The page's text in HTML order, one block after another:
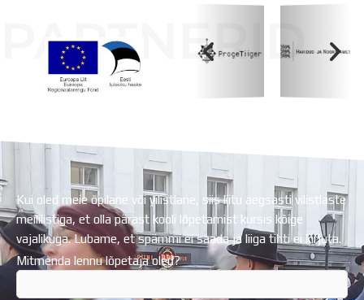
PARTNERID
Kui oled meie õpilane või vilistlane, siis liitu aegsasti vilistlaste
meililistiga, et olla pärast kooli lõpetamist kursis kõige
vajalikuga. Lubame, et spämmi ei saada ja liiga tihti ei kirjuta.
Mitmenda lennu lõpetaja oled?